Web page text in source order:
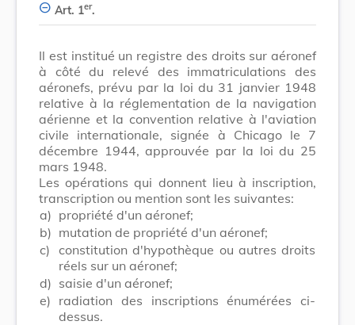
Art. 1er.
Il est institué un registre des droits sur aéronef
à côté du relevé des immatriculations des
aéronefs, prévu par la loi du 31 janvier 1948
relative à la réglementation de la navigation
aérienne et la convention relative à l'aviation
civile internationale, signée à Chicago le 7
décembre 1944, approuvée par la loi du 25
mars 1948.
Les opérations qui donnent lieu à inscription,
transcription ou mention sont les suivantes:
a) propriété d'un aéronef;
b) mutation de propriété d'un aéronef;
c) constitution d'hypothèque ou autres droits
réels sur un aéronef;
d) saisie d'un aéronef;
e) radiation des inscriptions énumérées ci-
dessus.